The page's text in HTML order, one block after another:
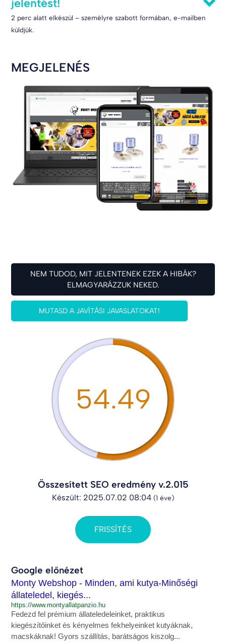
jelentést!
2 perc alatt elkészül – személyre szabott formában, e-mailben
küldjük.
MEGJELENÉS
NEM TUDOD, MIT JELENTENEK EZEK A HIBÁK?
ELMAGYARÁZZUK NEKED.
MUTASD A JAVÍTÁSI JAVASLATOKAT!
54.49
Összesített SEO eredmény v.2.015
Készült: 2025.07.02 08:04 (1 éve)
FRISSÍTÉS
Google előnézet
Monty Webshop - Minden, ami kutya-Minőségi
állateledel, kiegés...
https://www.montyallatpanzio.hu
Fedezd fel prémium állateledeleinket, praktikus
kiegészítőinket és kényelmes fekhelyeinket kutyáknak,
macskáknak! Gyors szállítás, barátságos kiszolg...